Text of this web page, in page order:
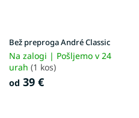
Bež preproga André Classic
Na zalogi | Pošljemo v 24
urah (1 kos)
od 39 €